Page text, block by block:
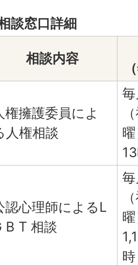
談窓口詳細
相談内容
権擁護委員によ
人権相談
認心理師によるL
B T 相談